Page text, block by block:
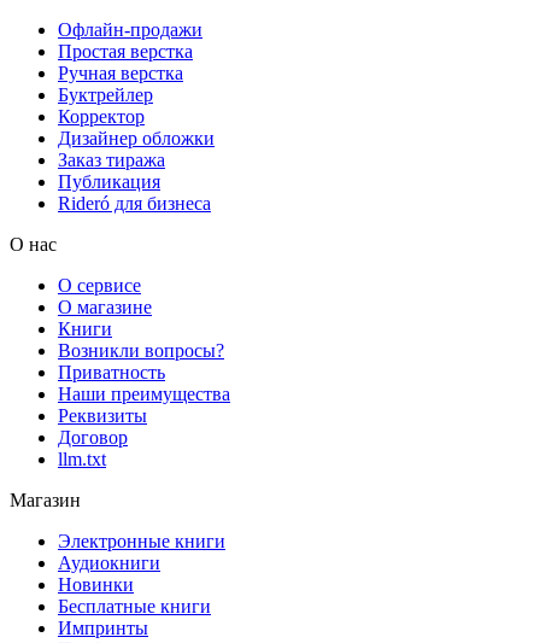
Офлайн-продажи
Простая верстка
Ручная верстка
Буктрейлер
Корректор
Дизайнер обложки
Заказ тиража
Публикация
Rideró для бизнеса
О нас
О сервисе
О магазине
Книги
Возникли вопросы?
Приватность
Наши преимущества
Реквизиты
Договор
llm.txt
Магазин
Электронные книги
Аудиокниги
Новинки
Бесплатные книги
Импринты